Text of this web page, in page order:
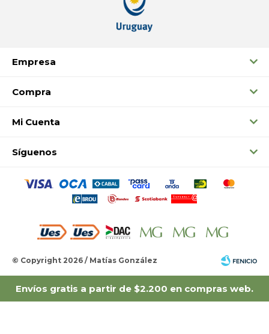
Empresa
Compra
Mi Cuenta
Síguenos
© Copyright 2026 / Matías González
Envíos gratis a partir de $2.200 en compras web.